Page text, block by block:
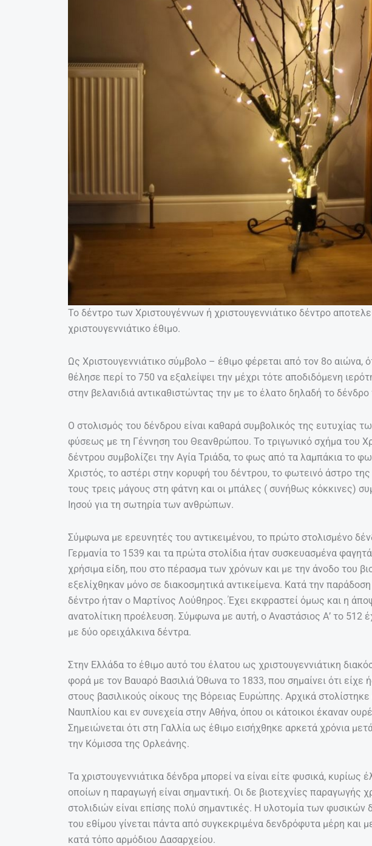
Το δέντρο των Χριστουγέννων ή χριστουγεννιάτικο δέντρο
χριστουγεννιάτικο έθιμο.
Ως Χριστουγεννιάτικο σύμβολο – έθιμο φέρεται από τον 8ο αιώνα,
θέλησε περί το 750 να εξαλείψει την μέχρι τότε αποδιδόμενη
στην βελανιδιά αντικαθιστώντας την με το έλατο δηλαδή το
Ο στολισμός του δένδρου είναι καθαρά συμβολικός της ευτυχίας
φύσεως με τη Γέννηση του Θεανθρώπου. Το τριγωνικό σχήμα του
δέντρου συμβολίζει την Αγία Τριάδα, το φως από τα λαμπάκια το
Χριστός, το αστέρι στην κορυφή του δέντρου, το φωτεινό άστρο
τους τρεις μάγους στη φάτνη και οι μπάλες ( συνήθως κόκκινες)
Ιησού για τη σωτηρία των ανθρώπων.
Σύμφωνα με ερευνητές του αντικειμένου, το πρώτο στολισμένο
Γερμανία το 1539 και τα πρώτα στολίδια ήταν συσκευασμένα
χρήσιμα είδη, που στο πέρασμα των χρόνων και με την άνοδο του
εξελίχθηκαν μόνο σε διακοσμητικά αντικείμενα. Κατά την
δέντρο ήταν ο Μαρτίνος Λούθηρος. Έχει εκφραστεί όμως και η
ανατολίτικη προέλευση. Σύμφωνα με αυτή, ο Αναστάσιος Α’ το 512
με δύο ορειχάλκινα δέντρα.
Στην Ελλάδα το έθιμο αυτό του έλατου ως χριστουγεννιάτικη
φορά με τον Βαυαρό Βασιλιά Όθωνα το 1833, που σημαίνει ότι είχε
στους βασιλικούς οίκους της Βόρειας Ευρώπης. Αρχικά
Ναυπλίου και εν συνεχεία στην Αθήνα, όπου οι κάτοικοι έκαναν
Σημειώνεται ότι στη Γαλλία ως έθιμο εισήχθηκε αρκετά χρόνια
την Κόμισσα της Ορλεάνης.
Τα χριστουγεννιάτικα δένδρα μπορεί να είναι είτε φυσικά, κυρίως
οποίων η παραγωγή είναι σημαντική. Οι δε βιοτεχνίες παραγωγής
στολιδιών είναι επίσης πολύ σημαντικές. Η υλοτομία των φυσικών
του εθίμου γίνεται πάντα από συγκεκριμένα δενδρόφυτα μέρη και
κατά τόπο αρμόδιου Δασαρχείου.